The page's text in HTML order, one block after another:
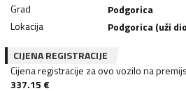
Grad
Podgorica
Lokacija
Podgorica (uži
CIJENA REGISTRACIJE
Cijena registracije za ovo vozilo na
337.15 €